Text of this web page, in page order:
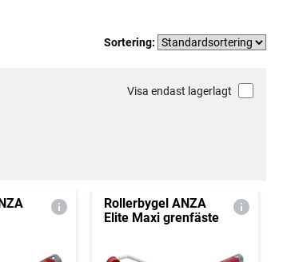
Sortering:
Visa endast lagerlagt
Rollerbygel ANZA
Elite Maxi grenfäste